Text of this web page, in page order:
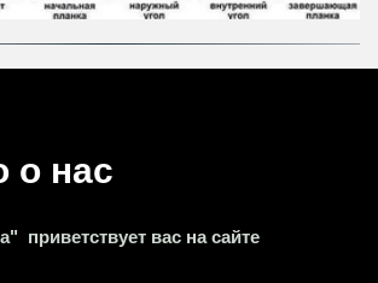
о нас
Магазин "Армада"  приветствует вас на сайте